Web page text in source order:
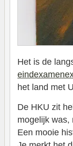
Het is de
het land met
De HKU zit
mogelijk was,
Een mooie